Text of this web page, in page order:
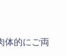
体的にご両